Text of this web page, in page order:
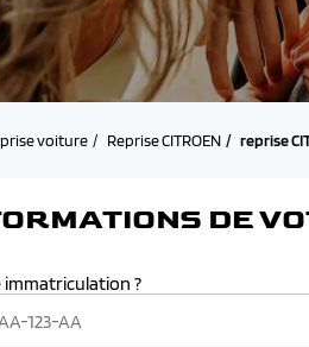
voiture Reprise CITROEN reprise
DE
?